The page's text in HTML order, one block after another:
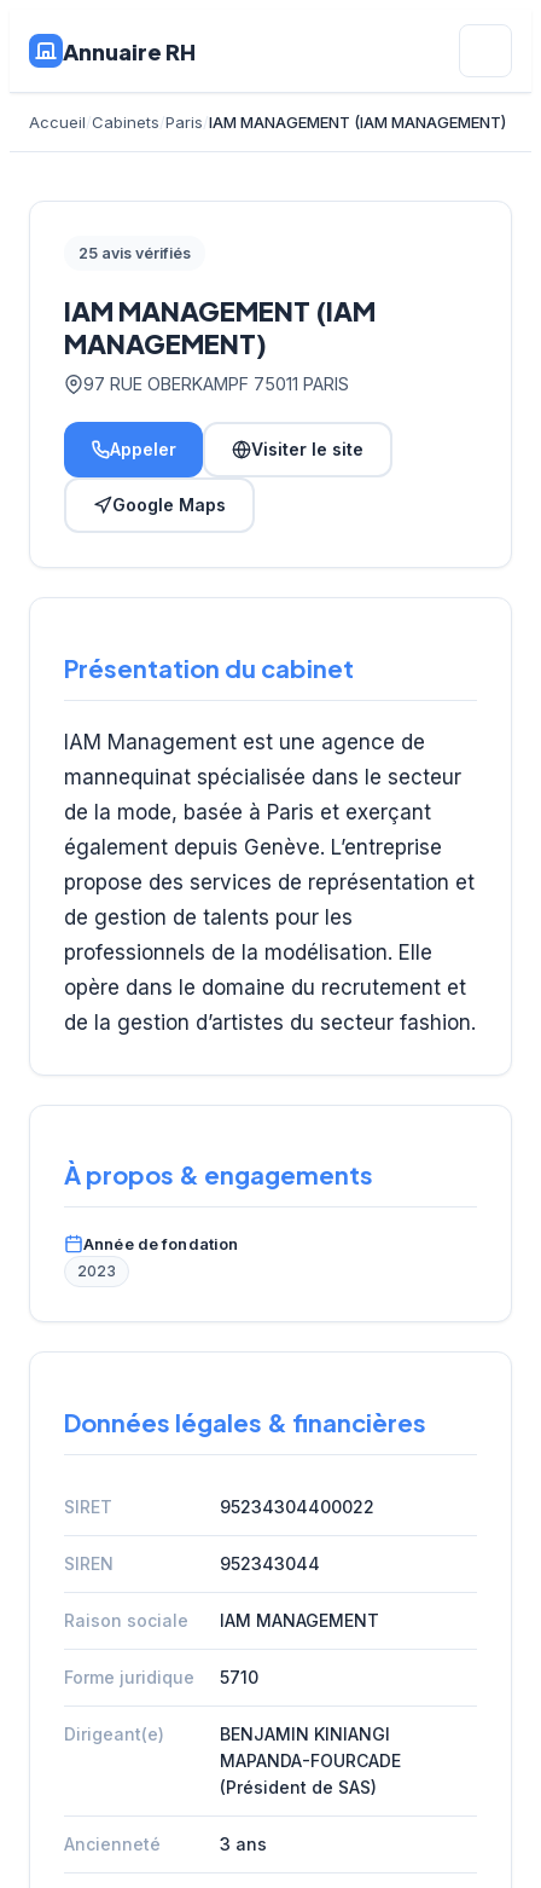
Annuaire RH
Accueil Cabinets Paris IAM MANAGEMENT (IAM MANAGEMENT)
25 avis vérifiés
IAM MANAGEMENT (IAM
MANAGEMENT)
97 RUE OBERKAMPF 75011 PARIS
Appeler Visiter le site
Google Maps
Présentation du cabinet
IAM Management est une agence de
mannequinat spécialisée dans le secteur
de la mode, basée à Paris et exerçant
également depuis Genève. L’entreprise
propose des services de représentation et
de gestion de talents pour les
professionnels de la modélisation. Elle
opère dans le domaine du recrutement et
de la gestion d’artistes du secteur fashion.
À propos & engagements
Année de fondation
2023
Données légales & financières
SIRET 95234304400022
SIREN 952343044
Raison sociale IAM MANAGEMENT
Forme juridique 5710
Dirigeant(e)
BENJAMIN KINIANGI
MAPANDA-FOURCADE
(Président de SAS)
Ancienneté 3 ans